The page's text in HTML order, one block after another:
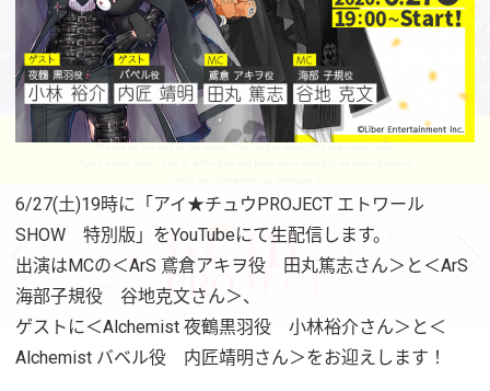
6/27(土)19時に「アイ★チュウPROJECT エトワール
SHOW 特別版」をYouTubeにて生配信します。
出演はMCの＜ArS 鳶倉アキヲ役 田丸篤志さん＞と＜ArS
海部子規役 谷地克文さん＞、
ゲストに＜Alchemist 夜鶴黒羽役 小林裕介さん＞と＜
Alchemist バベル役 内匠靖明さん＞をお迎えします！